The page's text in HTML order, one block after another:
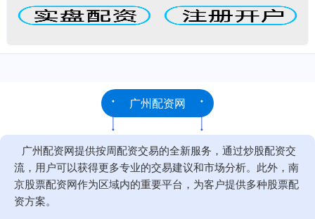
广州配资网
广州配资网提供按周配资交易的全新服务，通过炒股配资交
流，用户可以获得更多专业的交易建议和市场分析。此外，南
京股票配资网作为区域内的重要平台，为客户提供多种股票配
资方案。